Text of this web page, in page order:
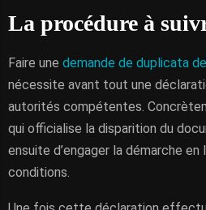
La procédure à
Faire une demande de duplicata
nécessite avant tout une
autorités compétentes.
qui officialise la disparition du
ensuite d’engager la démarche en
conditions.